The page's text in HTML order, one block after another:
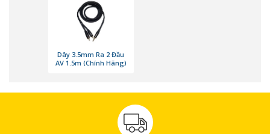
Dây 3.5mm Ra 2 Đầu
AV 1.5m (Chính Hãng)